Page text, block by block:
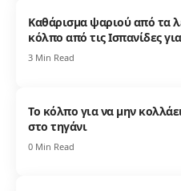
Καθάρισμα ψαριού από τα
κόλπο από τις Ισπανίδες
3 Min Read
Το κόλπο για να μην
στο τηγάνι
0 Min Read